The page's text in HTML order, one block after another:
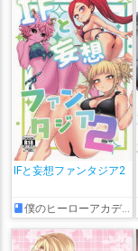
IFと妄想ファンタジア2
僕のヒーローアカデミア